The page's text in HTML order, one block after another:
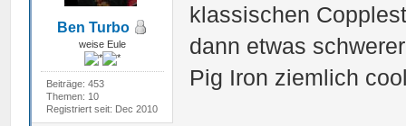
Ben Turbo
weise Eule
Beiträge: 453
Themen: 10
Registriert seit: Dec 2010
klassischen
dann etwas
Pig Iron ziemlich